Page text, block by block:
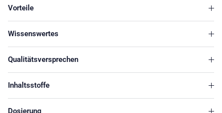
Vorteile
Wissenswertes
Qualitätsversprechen
Inhaltsstoffe